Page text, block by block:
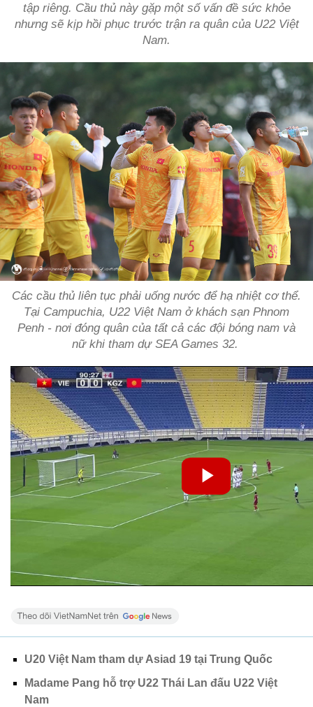
tập riêng. Cầu thủ này gặp một số vấn đề sức khỏe
nhưng sẽ kịp hồi phục trước trận ra quân của U22 Việt
Nam.
Các cầu thủ liên tục phải uống nước để hạ nhiệt cơ thể.
Tại Campuchia, U22 Việt Nam ở khách sạn Phnom
Penh - nơi đóng quân của tất cả các đội bóng nam và
nữ khi tham dự SEA Games 32.
U20 Việt Nam tham dự Asiad 19 tại Trung Quốc
Madame Pang hỗ trợ U22 Thái Lan đấu U22 Việt
Nam